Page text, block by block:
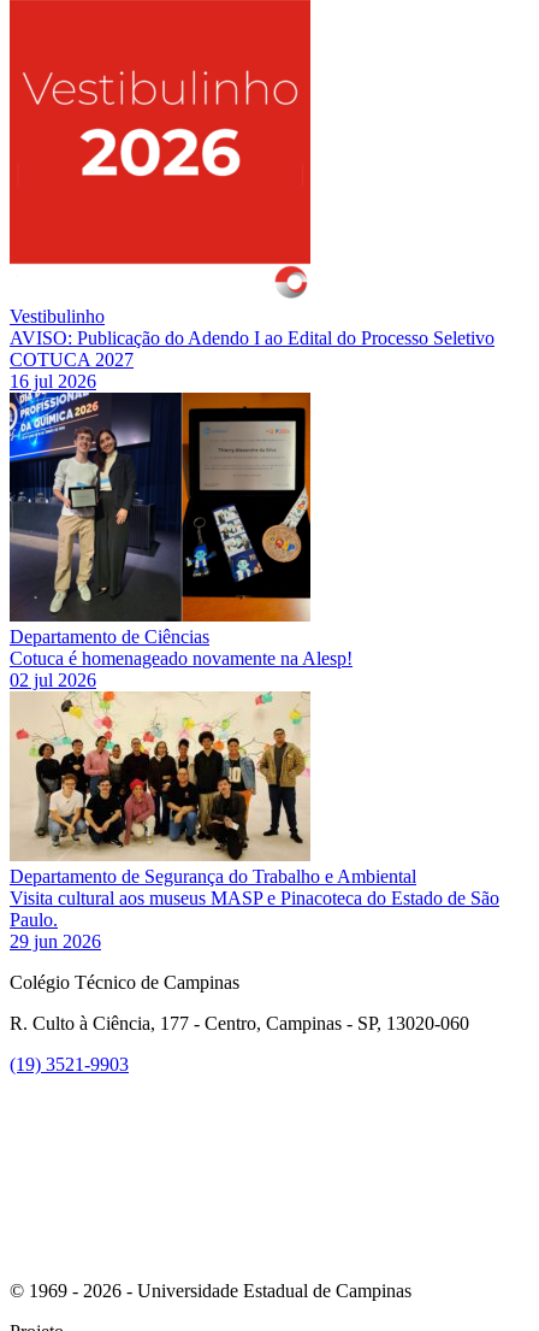
Vestibulinho
AVISO: Publicação do Adendo I ao Edital do Processo Seletivo
COTUCA 2027
16 jul 2026
Departamento de Ciências
Cotuca é homenageado novamente na Alesp!
02 jul 2026
Departamento de Segurança do Trabalho e Ambiental
Visita cultural aos museus MASP e Pinacoteca do Estado de São
Paulo.
29 jun 2026
Colégio Técnico de Campinas
R. Culto à Ciência, 177 - Centro, Campinas - SP, 13020-060
(19) 3521-9903
© 1969 - 2026 - Universidade Estadual de Campinas